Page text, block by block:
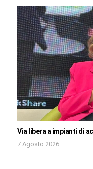
Via libera a impianti di
7 Agosto 2026